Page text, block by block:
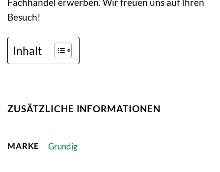
Besuch!
Inhalt
ZUSÄTZLICHE INFORMATIONEN
MARKE Grundig